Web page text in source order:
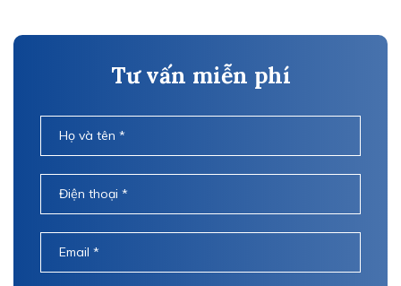
Tư vấn miễn phí